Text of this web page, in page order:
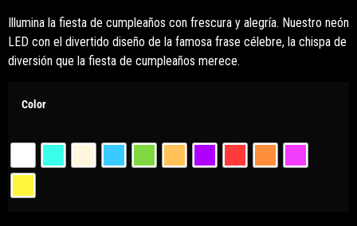
Illumina la fiesta de cumpleaños con frescura y alegría. Nuestro neón
LED con el divertido diseño de la famosa frase célebre, la chispa de
diversión que la fiesta de cumpleaños merece.
Color